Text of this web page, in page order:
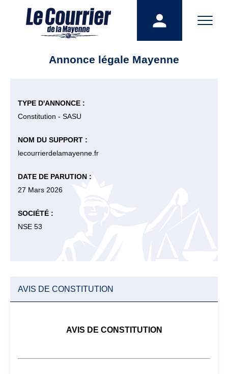
Annonce légale Mayenne
TYPE D'ANNONCE :
Constitution - SASU
NOM DU SUPPORT :
lecourrierdelamayenne.fr
DATE DE PARUTION :
27 Mars 2026
SOCIÉTÉ :
NSE 53
AVIS DE CONSTITUTION
AVIS DE CONSTITUTION